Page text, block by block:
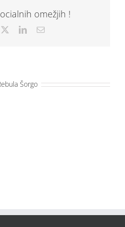
omežjih !
LinkedInEmail
Šorgo